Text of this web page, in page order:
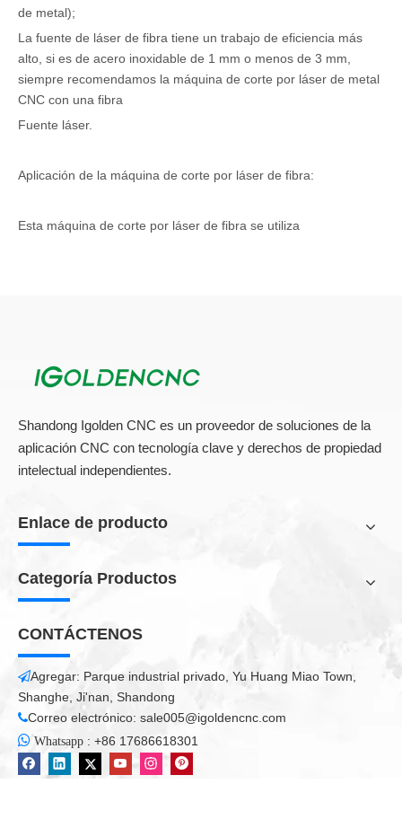
de metal);
La fuente de láser de fibra tiene un trabajo de eficiencia más
alto, si es de acero inoxidable de 1 mm o menos de 3 mm,
siempre recomendamos la máquina de corte por láser de metal
CNC con una fibra
Fuente láser.
Aplicación de la máquina de corte por láser de fibra:
Esta máquina de corte por láser de fibra se utiliza
El sistema de corte por láser CYPCUT es un sistema de control
de bucle abierto con todas las funciones se inició
metálica.
✪ Support AI, DXF, PLT, GERBER, LXD y otros formatos de
datos gráficos, y aceptan códigos G internacionales estándar.
realiza automáticamente.
✪ Funciones de secuencia automática y diversa diseños
Shandong Igolden CNC es un proveedor de soluciones de la
aplicación CNC con tecnología clave y derechos de propiedad
intelectual independientes.
Enlace de producto
Categoría Productos
CONTÁCTENOS
Agregar: Parque industrial privado, Yu Huang Miao Town,
Shanghe, Ji'nan, Shandong
Correo electrónico: sale005@igoldencnc.com
 Whatsapp : +86 17686618301